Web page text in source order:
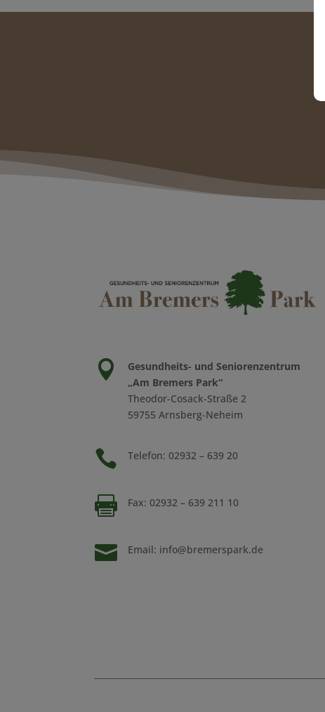

Gesundheits- und Seniorenzentrum
„Am Bremers Park“
Theodor-Cosack-Straße 2
59755 Arnsberg-Neheim
 Telefon: 02932 – 639 20
 Fax: 02932 – 639 211 10
 Email: info@bremerspark.de